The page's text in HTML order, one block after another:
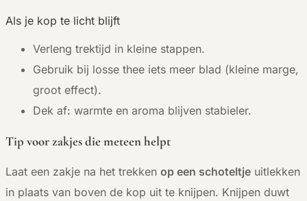
Als je kop te licht blijft
Verleng trektijd in kleine stappen.
Gebruik bij losse thee iets meer blad (kleine marge,
groot effect).
Dek af: warmte en aroma blijven stabieler.
Tip voor zakjes die meteen helpt
Laat een zakje na het trekken op een schoteltje uitlekken
in plaats van boven de kop uit te knijpen. Knijpen duwt